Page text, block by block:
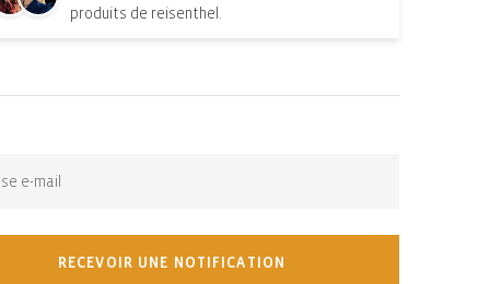
produits de reisenthel.
RECEVOIR UNE NOTIFICATION